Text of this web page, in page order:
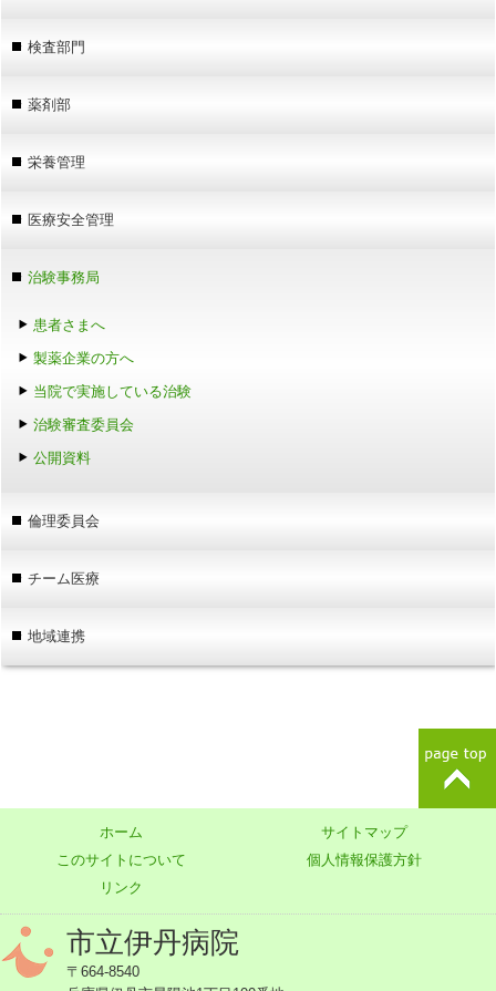
検査部門
薬剤部
栄養管理
医療安全管理
治験事務局
患者さまへ
製薬企業の方へ
当院で実施している治験
治験審査委員会
公開資料
倫理委員会
チーム医療
地域連携
ホーム
サイトマップ
このサイトについて
個人情報保護方針
リンク
市立伊丹病院
〒664-8540